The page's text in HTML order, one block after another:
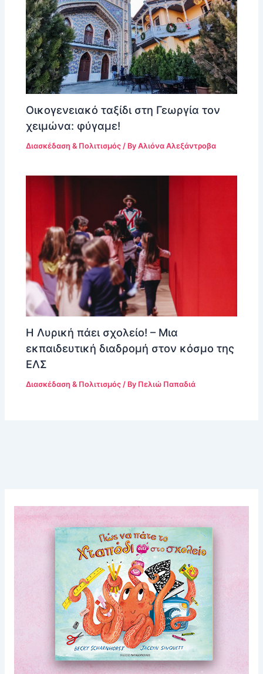
Οικογενειακό ταξίδι στη Γεωργία τον
χειμώνα: φύγαμε!
Διασκέδαση & Πολιτισμός / ByΑλιόνα Αλεξάντροβα
Η Λυρική πάει σχολείο! – Μια
εκπαιδευτική διαδρομή στον κόσμο της
ΕΛΣ
Διασκέδαση & Πολιτισμός / By Πελιώ Παπαδιά